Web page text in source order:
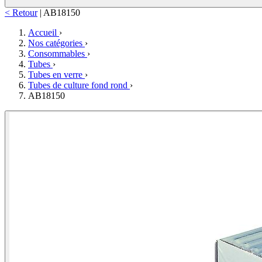
< Retour | AB18150
Accueil ›
Nos catégories ›
Consommables ›
Tubes ›
Tubes en verre ›
Tubes de culture fond rond ›
AB18150